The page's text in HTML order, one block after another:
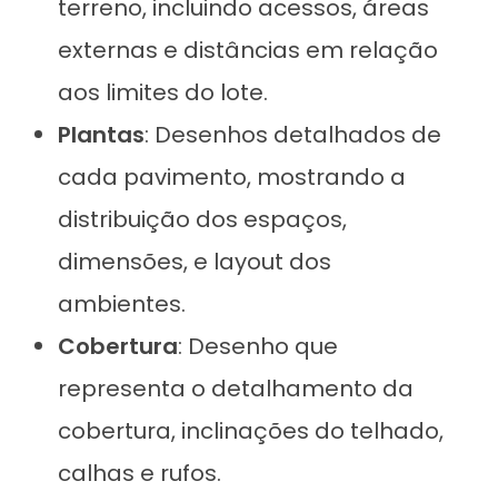
terreno, incluindo acessos, áreas
externas e distâncias em relação
aos limites do lote.
Plantas: Desenhos detalhados de
cada pavimento, mostrando a
distribuição dos espaços,
dimensões, e layout dos
ambientes.
Cobertura: Desenho que
representa o detalhamento da
cobertura, inclinações do telhado,
calhas e rufos.